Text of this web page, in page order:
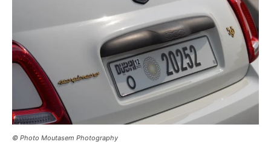
© Photo Moutasem Photography